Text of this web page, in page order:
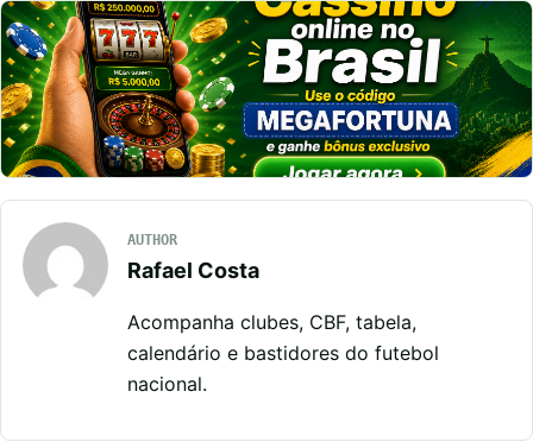
AUTHOR
Rafael Costa
Acompanha clubes, CBF, tabela,
calendário e bastidores do futebol
nacional.